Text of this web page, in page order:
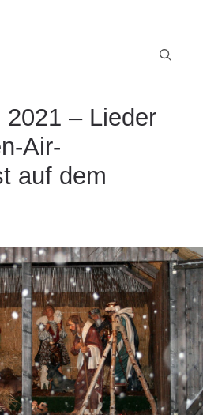
2021 – Lieder
Air-
auf dem